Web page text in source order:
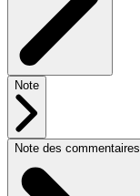
Note
Note des commentaires